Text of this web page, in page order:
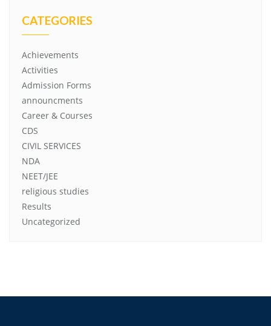
CATEGORIES
Achievements
Activities
Admission Forms
announcments
Career & Courses
CDS
CIVIL SERVICES
NDA
NEET/JEE
religious studies
Results
Uncategorized